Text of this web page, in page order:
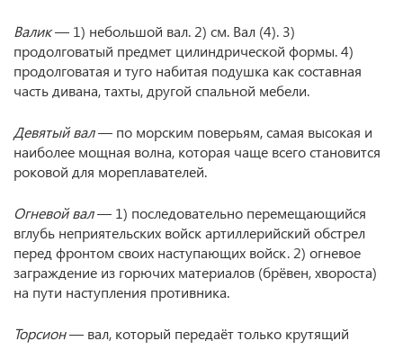
Валик— 1) небольшой вал. 2) см. Вал (4). 3)
продолговатый предмет цилиндрической формы. 4)
продолговатая и туго набитая подушка как составная
часть дивана, тахты, другой спальной мебели.
Девятый вал— по морским поверьям, самая высокая и
наиболее мощная волна, которая чаще всего становится
роковой для мореплавателей.
Огневой вал— 1) последовательно перемещающийся
вглубь неприятельских войск артиллерийский обстрел
перед фронтом своих наступающих войск. 2) огневое
заграждение из горючих материалов (брёвен, хвороста)
на пути наступления противника.
Торсион— вал, который передаёт только крутящий